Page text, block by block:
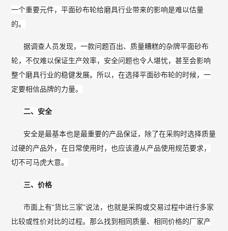
一个重要元件，平面砂布轮给磨具行业带来的影响是难以估量
的。
据调查人员发现，一款问题百出、质量糟糕的杂牌平面砂布
轮，不仅难以保证生产效率，安全问题也令人堪忧，甚至会影响
整个磨具行业的稳健发展。所以，在选择平面砂布轮的时候，一
定要相信品牌的力量。
二、安全
安全是最基本也是最重要的产品保证，除了在采购时选择质量
过硬的产品外，在日常使用时，也应该遵从产品使用规范要求，
切不可马虎大意。
三、价格
市面上有“货比三家”说法，也就是采购或交易过程中进行多家
比较或性价对比的过程。那么找到相同质量、相同价格的厂家产